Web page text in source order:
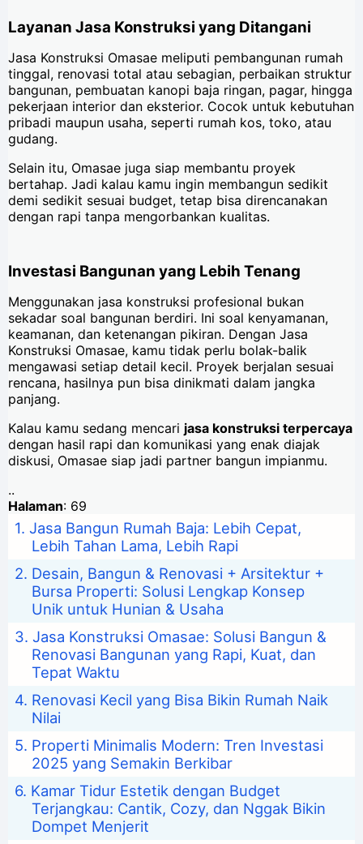
Layanan Jasa Konstruksi yang Ditangani
Jasa Konstruksi Omasae meliputi pembangunan rumah
tinggal, renovasi total atau sebagian, perbaikan struktur
bangunan, pembuatan kanopi baja ringan, pagar, hingga
pekerjaan interior dan eksterior. Cocok untuk kebutuhan
pribadi maupun usaha, seperti rumah kos, toko, atau
gudang.
Selain itu, Omasae juga siap membantu proyek
bertahap. Jadi kalau kamu ingin membangun sedikit
demi sedikit sesuai budget, tetap bisa direncanakan
dengan rapi tanpa mengorbankan kualitas.
Investasi Bangunan yang Lebih Tenang
Menggunakan jasa konstruksi profesional bukan
sekadar soal bangunan berdiri. Ini soal kenyamanan,
keamanan, dan ketenangan pikiran. Dengan Jasa
Konstruksi Omasae, kamu tidak perlu bolak-balik
mengawasi setiap detail kecil. Proyek berjalan sesuai
rencana, hasilnya pun bisa dinikmati dalam jangka
panjang.
Kalau kamu sedang mencari jasa konstruksi terpercaya
dengan hasil rapi dan komunikasi yang enak diajak
diskusi, Omasae siap jadi partner bangun impianmu.
..
Halaman: 69
Jasa Bangun Rumah Baja: Lebih Cepat,
Lebih Tahan Lama, Lebih Rapi
Desain, Bangun & Renovasi + Arsitektur +
Bursa Properti: Solusi Lengkap Konsep
Unik untuk Hunian & Usaha
Jasa Konstruksi Omasae: Solusi Bangun &
Renovasi Bangunan yang Rapi, Kuat, dan
Tepat Waktu
Renovasi Kecil yang Bisa Bikin Rumah Naik
Nilai
Properti Minimalis Modern: Tren Investasi
2025 yang Semakin Berkibar
Kamar Tidur Estetik dengan Budget
Terjangkau: Cantik, Cozy, dan Nggak Bikin
Dompet Menjerit